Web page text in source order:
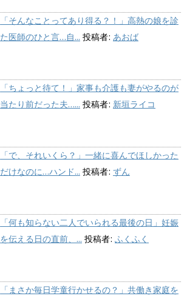
「そんなことってあり得る？！」高熱の娘を診
た医師のひと言…自... 投稿者: あおば
「ちょっと待て！」家事も介護も妻がやるのが
当たり前だった夫…... 投稿者: 新垣ライコ
「で、それいくら？」一緒に喜んでほしかった
だけなのに…ハンド... 投稿者: ずん
「何も知らない二人でいられる最後の日」妊娠
を伝える日の直前、... 投稿者: ふくふく
「まさか毎日学童行かせるの？」共働き家庭を